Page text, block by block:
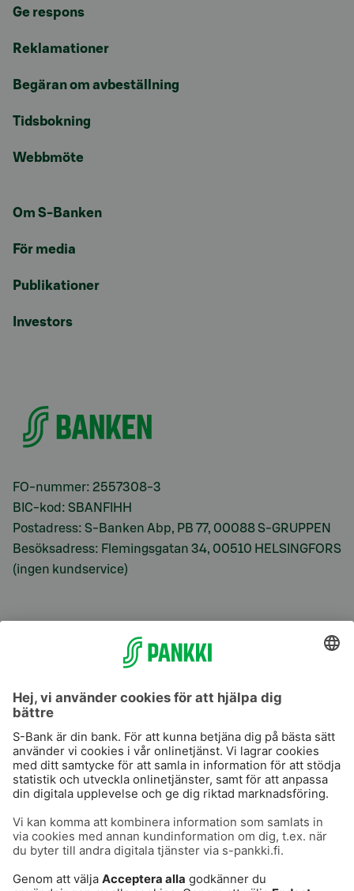
Ge respons
Reklamationer
Begäran om avbeställning
Tidsbokning
Webbmöte
Om S-Banken
För media
Publikationer
Investors
FO-nummer: 2557308-3
BIC-kod: SBANFIHH
Postadress: S-Banken Abp, PB 77, 00088 S-GRUPPEN
Besöksadress: Flemingsgatan 34, 00510 HELSINGFORS
(ingen kundservice)
S-Prime
Användarvillkor
Dataskydd